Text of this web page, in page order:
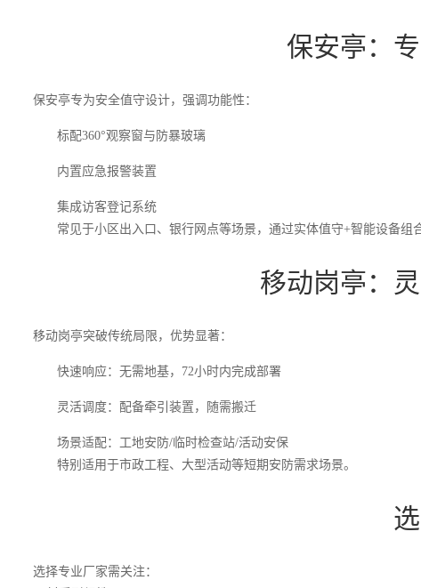
保安亭：
保安亭专为安全值守设计，强调功能性：
标配360°观察窗与防暴玻璃
内置应急报警装置
集成访客登记系统
常见于小区出入口、银行网点等场景，通过实体值守+智能设备组
移动岗亭：
移动岗亭突破传统局限，优势显著：
快速响应：无需地基，72小时内完成部署
灵活调度：配备牵引装置，随需搬迁
场景适配：工地安防/临时检查站/活动安保
特别适用于市政工程、大型活动等短期安防需求场景。
选择专业厂家需关注：